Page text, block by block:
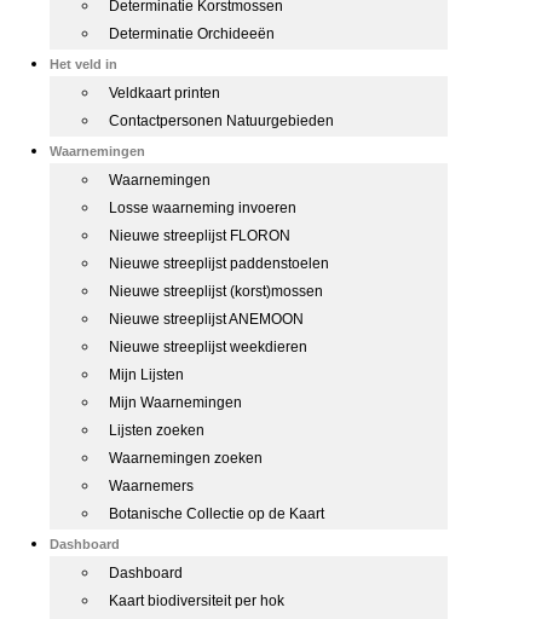
Determinatie Korstmossen
Determinatie Orchideeën
Het veld in
Veldkaart printen
Contactpersonen Natuurgebieden
Waarnemingen
Waarnemingen
Losse waarneming invoeren
Nieuwe streeplijst FLORON
Nieuwe streeplijst paddenstoelen
Nieuwe streeplijst (korst)mossen
Nieuwe streeplijst ANEMOON
Nieuwe streeplijst weekdieren
Mijn Lijsten
Mijn Waarnemingen
Lijsten zoeken
Waarnemingen zoeken
Waarnemers
Botanische Collectie op de Kaart
Dashboard
Dashboard
Kaart biodiversiteit per hok